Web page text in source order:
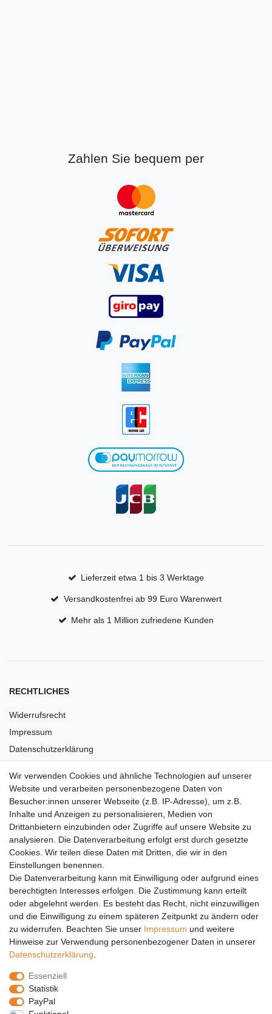
Zahlen Sie bequem per
Lieferzeit etwa 1 bis 3 Werktage
Versandkostenfrei ab 99 Euro Warenwert
Mehr als 1 Million zufriedene Kunden
RECHTLICHES
Widerrufsrecht
Impressum
Datenschutzerklärung
Versandkosten
Barrierefreiheit
Anleitungen
Vertrag widerrufen
PARTNER
DHL
GLS
PaketPLUS
SPONSORING
Malchower SV 90
Malchower Wölfe
Wir verwenden Cookies und ähnliche Technologien auf unserer
Website und verarbeiten personenbezogene Daten von
Besucher:innen unserer Webseite (z.B. IP-Adresse), um z.B.
Inhalte und Anzeigen zu personalisieren, Medien von
Drittanbietern einzubinden oder Zugriffe auf unsere Website zu
analysieren. Die Datenverarbeitung erfolgt erst durch gesetzte
Cookies. Wir teilen diese Daten mit Dritten, die wir in den
Einstellungen benennen.
Die Datenverarbeitung kann mit Einwilligung oder aufgrund eines
berechtigten Interesses erfolgen. Die Zustimmung kann erteilt
oder abgelehnt werden. Es besteht das Recht, nicht einzuwilligen
und die Einwilligung zu einem späteren Zeitpunkt zu ändern oder
zu widerrufen. Beachten Sie unser Impressum und weitere
Hinweise zur Verwendung personenbezogener Daten in unserer
Daten­schutz­erklärung
Essenziell
Statistik
PayPal